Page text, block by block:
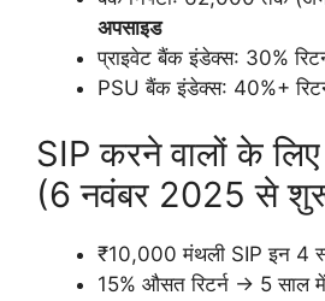
अपसाइड
प्राइवेट बैंक इंडेक्स: 30%
PSU बैंक इंडेक्स: 40%+
SIP करने वालों के लिए
(6 नवंबर 2025 से
₹10,000 मंथली SIP इन 4
15% औसत रिटर्न → 5 साल